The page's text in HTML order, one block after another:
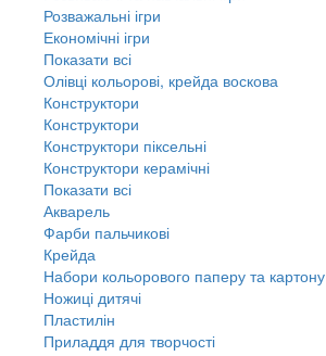
Розважальні ігри
Економічні ігри
Показати всі
Олівці кольорові, крейда воскова
Конструктори
Конструктори
Конструктори піксельні
Конструктори керамічні
Показати всі
Акварель
Фарби пальчикові
Крейда
Набори кольорового паперу та картону
Ножиці дитячі
Пластилін
Приладдя для творчості